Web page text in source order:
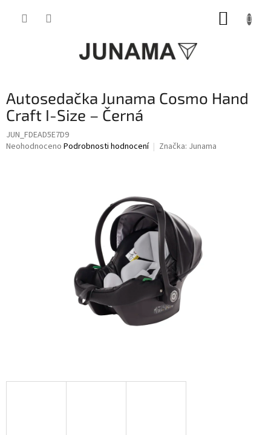
Autosedačka Junama Cosmo Hand
Craft I-Size – Černá
JUN_FDEAD5E7D9
Průměrné
Neohodnoceno Podrobnosti hodnocení Značka: Junama